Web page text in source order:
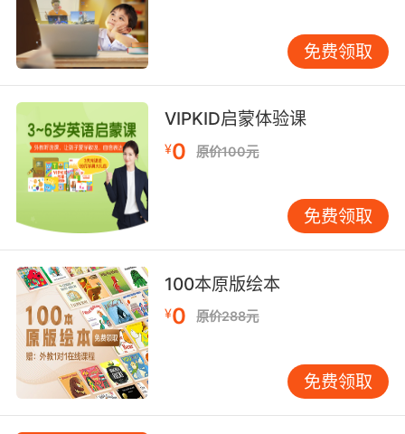
我们去了校园里的篝火派对
8. But what we do have is a starting point the
campus.
但我们有个起点了 校园
9. And it wasn't something they were
exposed to on campus.
但死亡不是由校内的原因导致的
10. I've never been to this side of campus.
我从来没到过学校的这一边
免费领取
VIPKID启蒙体验课
¥0 原价100元
免费领取
100本原版绘本
¥0 原价288元
免费领取